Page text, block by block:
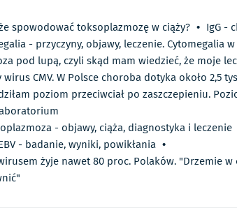
spowodować toksoplazmozę w ciąży? • IgG -
- przyczyny, objawy, leczenie. Cytomegalia
pod lupą, czyli skąd mam wiedzieć, że moje
wirus CMV. W Polsce choroba dotyka około 2,5
poziom przeciwciał po zaszczepieniu.
- objawy, ciąża, diagnostyka i leczenie
- badanie, wyniki, powikłania •
żyje nawet 80 proc. Polaków. "Drzemie